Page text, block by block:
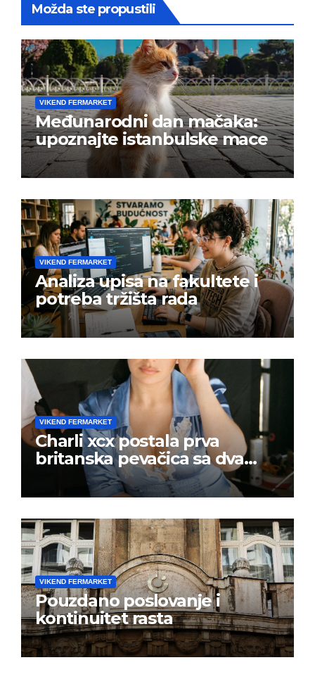
Možda ste propustili
VIKEND FERMARKET
Međunarodni dan mačaka:
upoznajte istanbulske mace
VIKEND FERMARKET
Analiza upisa na fakultete i
potreba tržišta rada
VIKEND FERMARKET
Charli xcx postala prva
britanska pevačica sa dva
albuma na prvom mestu u
istoj kalendarskoj godini
VIKEND FERMARKET
Pouzdano poslovanje i
kontinuitet rasta